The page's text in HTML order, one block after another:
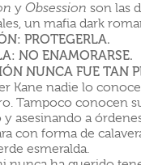
y Obsession son las
un mafia dark
PROTEGERLA.
NO ENAMORARSE.
NUNCA FUE TAN
Kane nadie lo
Tampoco conocen
asesinando a
con forma de
esmeralda.